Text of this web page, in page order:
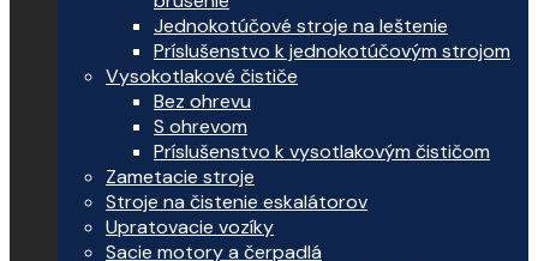
Jednokotúčové stroje na leštenie
Príslušenstvo k jednokotúčovým strojom
Vysokotlakové čističe
Bez ohrevu
S ohrevom
Príslušenstvo k vysotlakovým čističom
Zametacie stroje
Stroje na čistenie eskalátorov
Upratovacie vozíky
Sacie motory a čerpadlá